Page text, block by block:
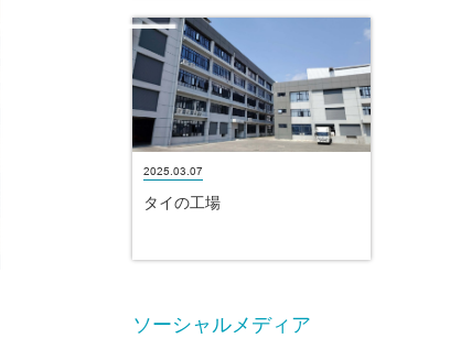
2025.03.07
タイの工場
ソーシャルメディア